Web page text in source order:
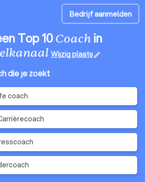
Bedrijf aanmelden
Top 10Coach in
Wijzig plaatsedit
die je zoekt
coach